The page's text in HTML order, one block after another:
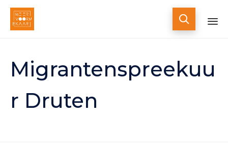

content
Migrantenspreekuu
r Druten